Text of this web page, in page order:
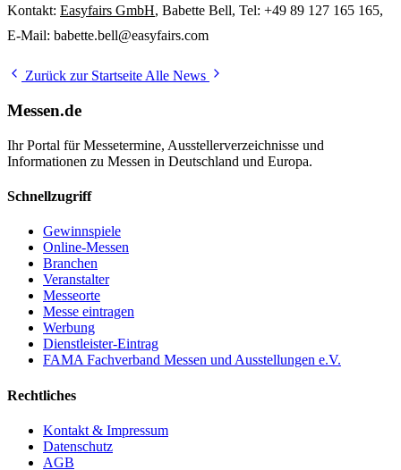
Kontakt: Easyfairs GmbH, Babette Bell, Tel: +49 89 127 165 165,
E-Mail: babette.bell@easyfairs.com
Zurück zur Startseite Alle News
Messen.de
Ihr Portal für Messetermine, Ausstellerverzeichnisse und
Informationen zu Messen in Deutschland und Europa.
Schnellzugriff
Gewinnspiele
Online-Messen
Branchen
Veranstalter
Messeorte
Messe eintragen
Werbung
Dienstleister-Eintrag
FAMA Fachverband Messen und Ausstellungen e.V.
Rechtliches
Kontakt & Impressum
Datenschutz
AGB